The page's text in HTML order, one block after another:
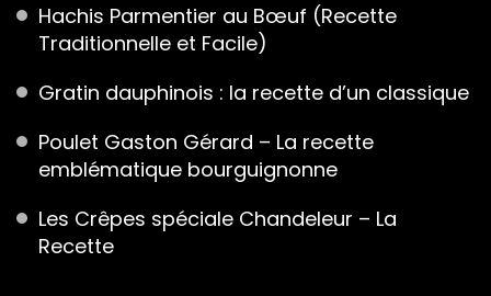
Hachis Parmentier au Bœuf (Recette
Traditionnelle et Facile)
Gratin dauphinois : la recette d’un classique
Poulet Gaston Gérard – La recette
emblématique bourguignonne
Les Crêpes spéciale Chandeleur – La
Recette